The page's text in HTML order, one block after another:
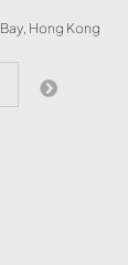
voluntir
Ahad
Masjid